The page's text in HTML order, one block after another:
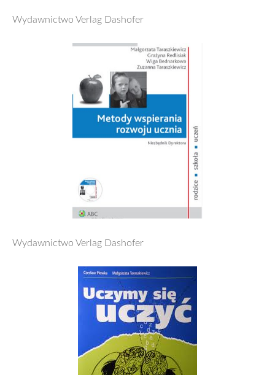
Wydawnictwo Verlag Dashofer
Wydawnictwo Verlag Dashofer